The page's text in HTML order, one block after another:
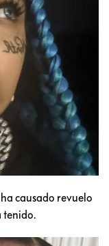
causado revuelo
tenido.